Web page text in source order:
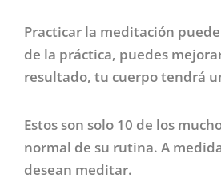
Practicar la meditación
de la práctica, puedes
resultado, tu cuerpo tendrá
Estos son solo 10 de los
normal de su rutina. A
desean meditar.